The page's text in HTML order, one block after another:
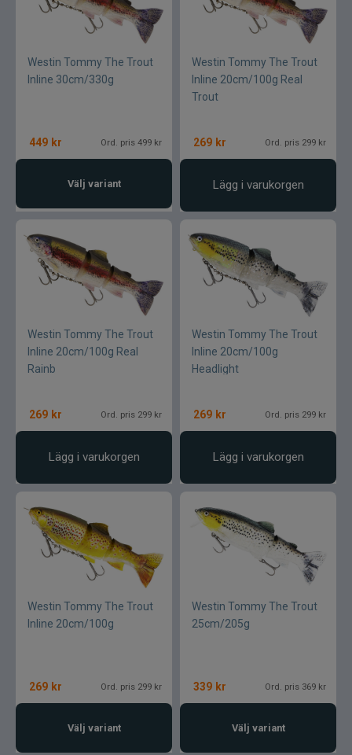
Westin Tommy The Trout
Inline 30cm/330g
449 kr Ord. pris 499 kr
Välj variant
Westin Tommy The Trout
Inline 20cm/100g Real
Trout
269 kr Ord. pris 299 kr
Lägg i varukorgen
Westin Tommy The Trout
Inline 20cm/100g Real
Rainb
269 kr Ord. pris 299 kr
Lägg i varukorgen
Westin Tommy The Trout
Inline 20cm/100g
Headlight
269 kr Ord. pris 299 kr
Lägg i varukorgen
Westin Tommy The Trout
Inline 20cm/100g
269 kr Ord. pris 299 kr
Välj variant
Westin Tommy The Trout
25cm/205g
339 kr Ord. pris 369 kr
Välj variant